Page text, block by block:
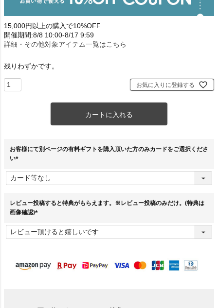
15,000円以上の購入で10%OFF
開催期間:8/8 10:00-8/17 9:59
詳細・その他対象アイテム一覧はこちら
残りわずかです。
お気に入りに登録する
カートに入れる
お客様にて別ページの有料ギフトを購入頂いた方のみカードをご選択くださ
い
必
須
レビュー投稿すると特典がもらえます。※レビュー投稿のみだけ。(特典は
画像確認)
必
須